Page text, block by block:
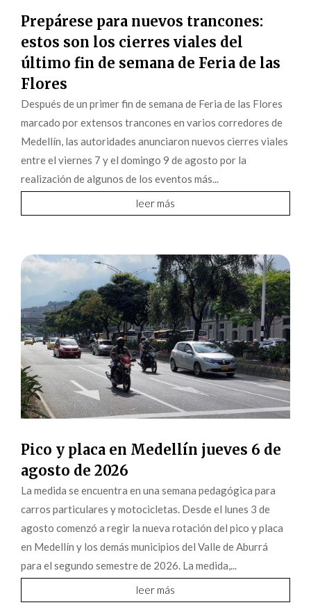
Prepárese para nuevos trancones:
estos son los cierres viales del
último fin de semana de Feria de las
Flores
Después de un primer fin de semana de Feria de las Flores
marcado por extensos trancones en varios corredores de
Medellín, las autoridades anunciaron nuevos cierres viales
entre el viernes 7 y el domingo 9 de agosto por la
realización de algunos de los eventos más...
leer más
Pico y placa en Medellín jueves 6 de
agosto de 2026
La medida se encuentra en una semana pedagógica para
carros particulares y motocicletas. Desde el lunes 3 de
agosto comenzó a regir la nueva rotación del pico y placa
en Medellín y los demás municipios del Valle de Aburrá
para el segundo semestre de 2026. La medida,...
leer más